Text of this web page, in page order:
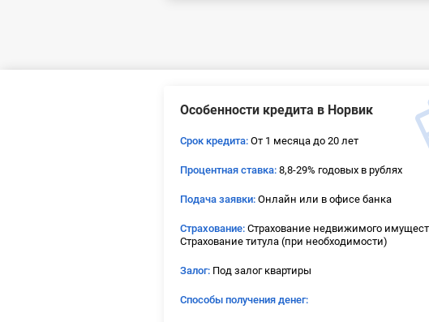
Особенности кредита в Норвик
Срок кредита: От 1 месяца до 20 лет
Процентная ставка: 8,8-29% годовых в рублях
Подача заявки: Онлайн или в офисе банка
Страхование: Страхование недвижимого
Страхование титула (при необходимости)
Залог: Под залог квартиры
Способы получения денег: